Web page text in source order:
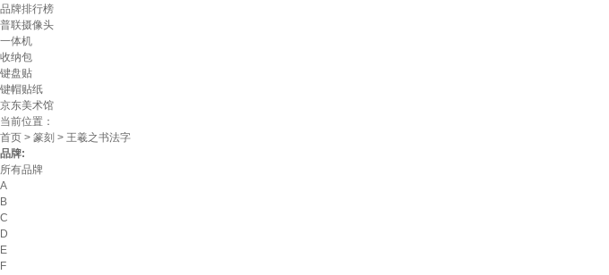
品牌排行榜
普联摄像头
一体机
收纳包
键盘贴
键帽贴纸
京东美术馆
当前位置：
首页 > 篆刻 > 王羲之书法字
品牌:
所有品牌
A
B
C
D
E
F